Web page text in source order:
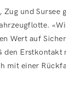
und Sursee
Wert auf
den
mit einer